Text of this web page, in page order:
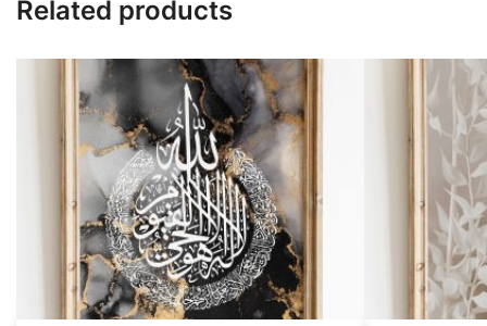
Related products